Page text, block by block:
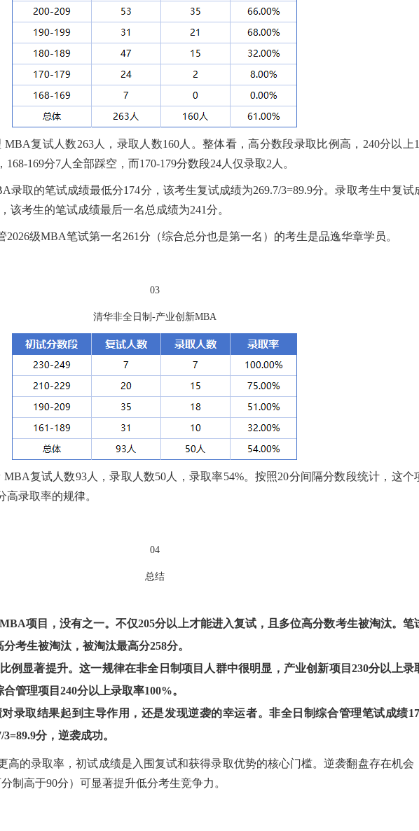
复试人数263人，录取人数160人。整体看，高分数段录取比例高，240分以上
169分7人全部踩空，而170-179分数段24人仅录取2人。
录取的笔试成绩最低分174分，该考生复试成绩为269.7/3=89.9分。录取考生中复试
该考生的笔试成绩最后一名总成绩为241分。
2026级MBA笔试第一名261分（综合总分也是第一名）的考生是品逸华章学员。
03
清华非全日制-产业创新MBA
复试人数93人，录取人数50人，录取率54%。按照20分间隔分数段统计，这个
录取率的规律。
04
总结
项目，没有之一。不仅205分以上才能进入复试，且多位高分数考生被淘汰。笔
考生被淘汰，被淘汰最高分258分。
例显著提升。这一规律在非全日制项目人群中很明显，产业创新项目230分以上录
管理项目240分以上录取率100%。
录取结果起到主导作用，还是发现逆袭的幸运者。非全日制综合管理笔试成绩
分，逆袭成功。
高的录取率，初试成绩是入围复试和获得录取优势的核心门槛。逆袭翻盘存在机会
制高于90分）可显著提升低分考生竞争力。